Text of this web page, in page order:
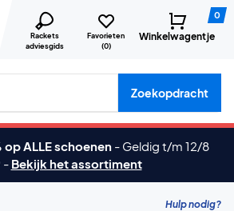
Rackets
adviesgids
Favorieten
(0)
0
Winkelwagentje
producten, merken etc.
Zoekopdracht
ALLE schoenen - Geldig t/m 12/8
- Bekijk het assortiment
Hulp nodig?